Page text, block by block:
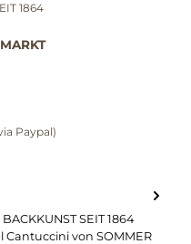
1864
Paypal)
SEIT 1864
von SOMMER